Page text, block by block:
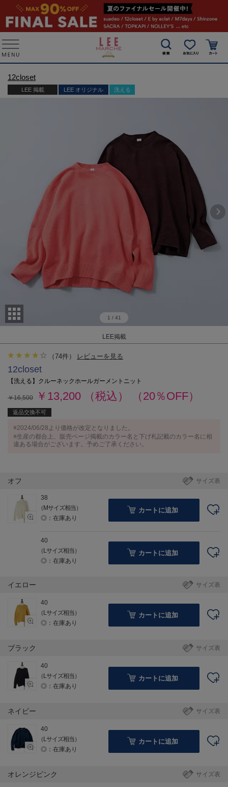
12closet
LEE 掲載 LEE オリジナル 洗える
1 / 41
LEE掲載
（74件） レビューを見る
12closet
【洗える】クルーネックホールガーメントニット
￥16,500 ￥13,200 （税込） （20％OFF）
返品交換不可
※2024/06/28より価格が改定となりました。
※生産の都合上、販売ページ掲載のカラー名と下げ札記載のカラー名に相
違ある場合がございます。予めご了承ください。
サイズ表
オフ
38
（Mサイズ相当）
◎：在庫あり
カートに追加
40
（Lサイズ相当）
◎：在庫あり
カートに追加
サイズ表
イエロー
40
（Lサイズ相当）
◎：在庫あり
カートに追加
サイズ表
ブラック
40
（Lサイズ相当）
◎：在庫あり
カートに追加
サイズ表
ネイビー
40
（Lサイズ相当）
◎：在庫あり
カートに追加
サイズ表
オレンジピンク